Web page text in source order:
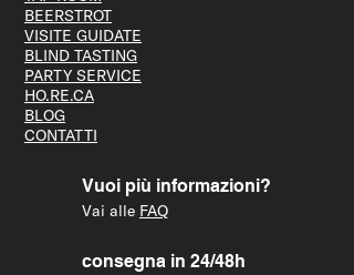
BEERSTROT
VISITE GUIDATE
BLIND TASTING
PARTY SERVICE
HO.RE.CA
BLOG
CONTATTI
Vuoi più informazioni?
Vai alle FAQ
consegna in 24/48h